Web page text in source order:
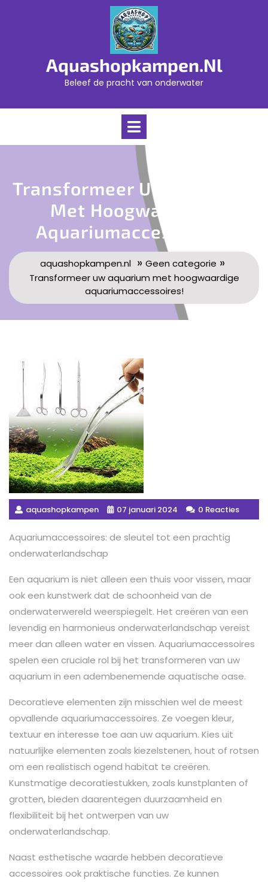
Aquashopkampen.nl
Beleef de pracht van onderwater
Open
Transformeer Uw Aquarium
Met Hoogwaardige
Aquariumaccessoires!
aquashopkampen.nl » Geen categorie »
Transformeer uw aquarium met hoogwaardige
aquariumaccessoires!
aquashopkampen 07 januari 2024 0 Reacties
Aquariumaccessoires: de sleutel tot een prachtig
onderwaterlandschap
Een aquarium is niet alleen een thuis voor vissen, maar
ook een kunstwerk dat de schoonheid van de
onderwaterwereld weerspiegelt. Het creëren van een
levendig en harmonieus onderwaterlandschap vereist
meer dan alleen water en vissen. Aquariumaccessoires
spelen een cruciale rol bij het transformeren van uw
aquarium in een adembenemende aquatische oase.
Decoratieve elementen zijn misschien wel de meest
opvallende aquariumaccessoires. Ze voegen kleur,
textuur en interesse toe aan uw aquarium. Kies uit
natuurlijke elementen zoals kiezelstenen, hout of rotsen
om een ​​realistisch ogend habitat te creëren.
Kunstmatige decoratiestukken, zoals kunstplanten of
grotten, bieden daarentegen duurzaamheid en
flexibiliteit bij het ontwerpen van uw
onderwaterlandschap.
Naast esthetische waarde hebben decoratieve
accessoires ook praktische functies. Ze kunnen